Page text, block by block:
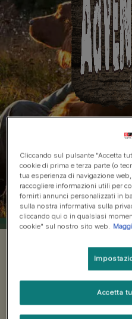
Purina
pronti per
primo
Gli Snack
Cliccando sul pulsante "Accetta
cookie di prima e terza parte (o
tua esperienza di navigazione
raccogliere informazioni utili per
fornirti annunci personalizzati in
sulla nostra informativa sulla
cliccando qui o in qualsiasi
cookie" sul nostro sito web.
Accetta